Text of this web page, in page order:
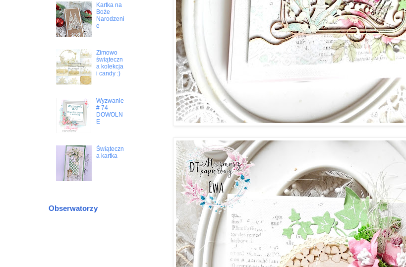
Kartka na
Boże
Narodzeni
e
Zimowo
świąteczn
a kolekcja
i candy :)
Wyzwanie
# 74
DOWOLN
E
Świąteczn
a kartka
Obserwatorzy